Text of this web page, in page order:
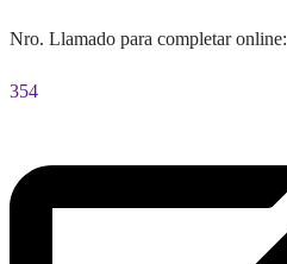
Nro. Llamado para completar online:
354